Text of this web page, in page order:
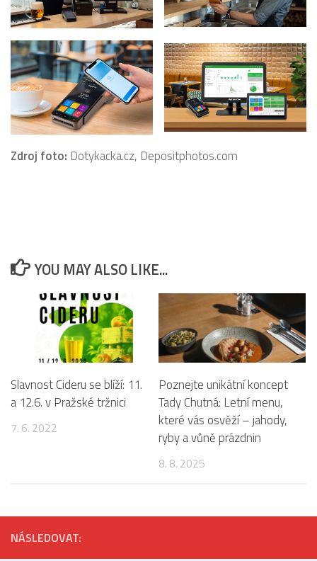
Zdroj foto: Dotykacka.cz, Depositphotos.com
YOU MAY ALSO LIKE...
Slavnost Cideru se blíží: 11.
a 12.6. v Pražské tržnici
7. 6. 2022
Poznejte unikátní koncept
Tady Chutná: Letní menu,
které vás osvěží – jahody,
ryby a vůně prázdnin
8. 8. 2025
NÁSLEDOVAT: